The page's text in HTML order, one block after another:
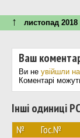
↑ листопад 2018
Ваш
Ви не увійшли
Коментарі
Інші одиниці
№ Гос.№